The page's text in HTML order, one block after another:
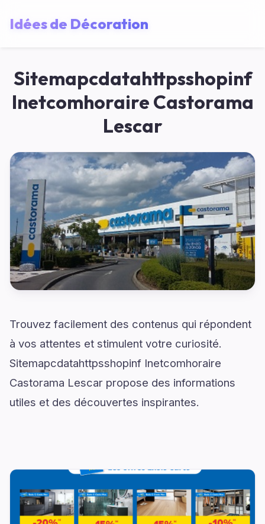
Idées de Décoration
Sitemapcdatahttpsshopinf
Inetcomhoraire Castorama
Lescar
Trouvez facilement des contenus qui répondent
à vos attentes et stimulent votre curiosité.
Sitemapcdatahttpsshopinf Inetcomhoraire
Castorama Lescar propose des informations
utiles et des découvertes inspirantes.